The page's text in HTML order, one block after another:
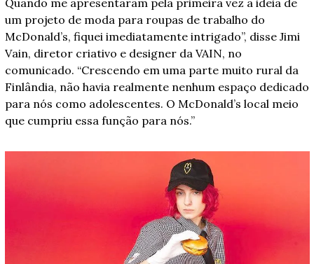
Quando me apresentaram pela primeira vez a ideia de
um projeto de moda para roupas de trabalho do
McDonald’s, fiquei imediatamente intrigado”, disse Jimi
Vain, diretor criativo e designer da VAIN, no
comunicado. “Crescendo em uma parte muito rural da
Finlândia, não havia realmente nenhum espaço dedicado
para nós como adolescentes. O McDonald’s local meio
que cumpriu essa função para nós.”